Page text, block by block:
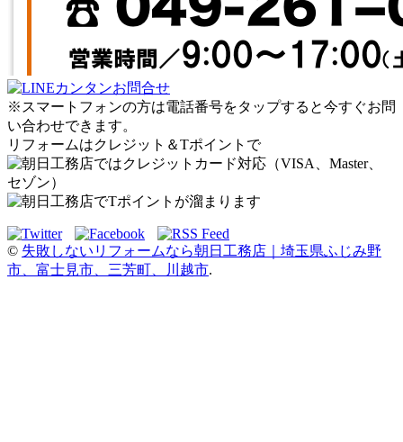
※スマートフォンの方は電話番号をタップすると今すぐお問
い合わせできます。
リフォームはクレジット＆Tポイントで
© 失敗しないリフォームなら朝日工務店｜埼玉県ふじみ野
市、富士見市、三芳町、川越市.